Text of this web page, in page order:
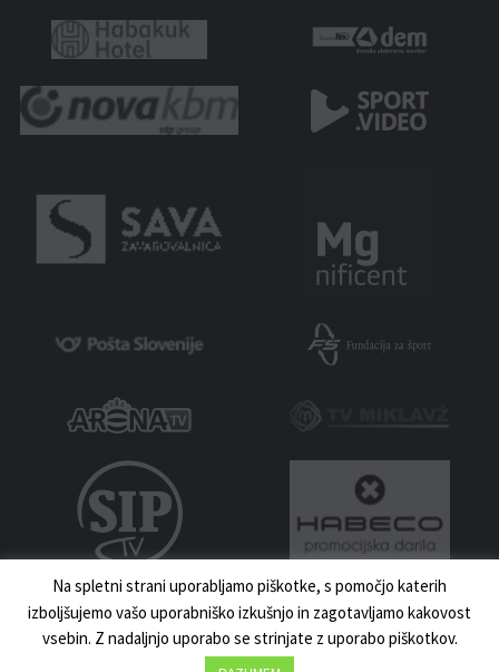
MNZ MARIBOR 2023 | VSE PRAVICE PRIDRŽANE | IZDELAVA:UKI.SI
Na spletni strani uporabljamo piškotke, s pomočjo katerih
izboljšujemo vašo uporabniško izkušnjo in zagotavljamo kakovost
vsebin. Z nadaljnjo uporabo se strinjate z uporabo piškotkov.